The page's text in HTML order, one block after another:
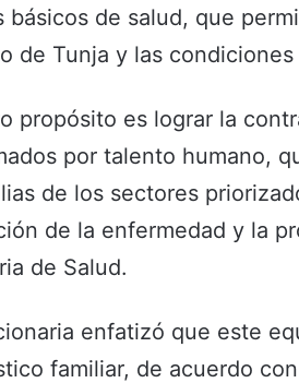
básicos de salud, que
de Tunja y las
propósito es lograr la
por talento humano,
de los sectores
de la enfermedad y la
de Salud.
enfatizó que este
familiar, de acuerdo